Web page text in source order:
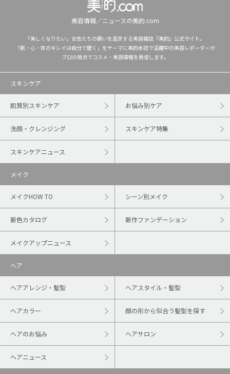
美容情報／ニュースの美的.com
「美しくなりたい」女性たちの願いを追求する美容雑誌『美的』公式サイト。
「肌・心・体のキレイは自分で磨く」をテーマに美的本誌で活躍中の美容レポーターが
プロの視点でコスメ・美容情報を発信します。
スキンケア
肌質別スキンケア お悩み別ケア
洗顔・クレンジング スキンケア特集
スキンケアニュース
メイク
メイクHOW TO シーン別メイク
新色カタログ 新作ファンデーション
メイクアップニュース
ヘア
ヘアアレンジ・髪型 ヘアスタイル・髪型
ヘアカラー 顔の形から似合う髪型を探す
ヘアのお悩み ヘアサロン
ヘアニュース